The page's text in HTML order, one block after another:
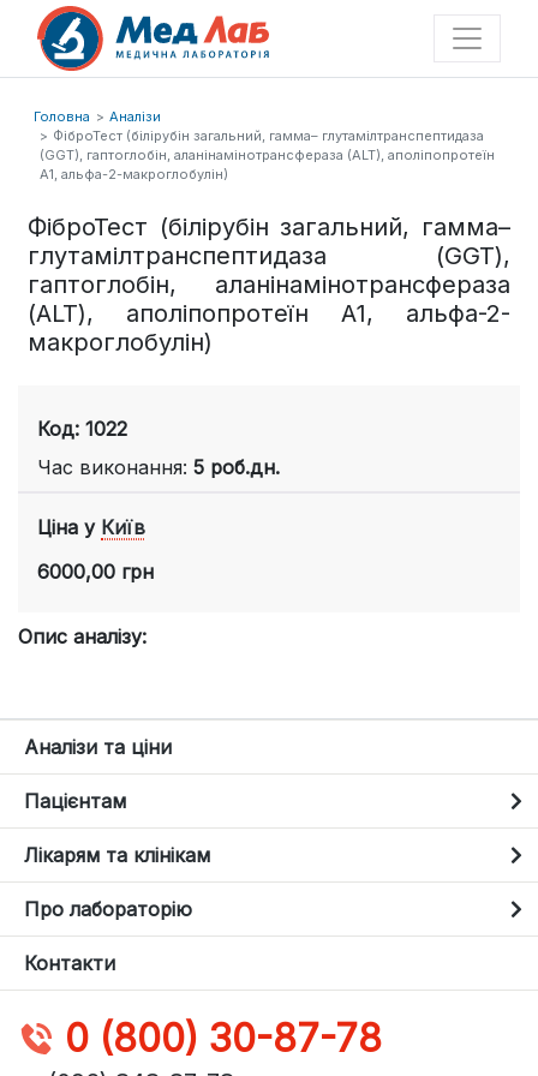
Головна
Аналізи
ФіброТест (білірубін загальний, гамма– глутамілтранспептидаза
(GGT), гаптоглобін, аланінамінотрансфераза (ALT), аполіпопротеїн
А1, альфа-2-макроглобулін)
ФіброТест (білірубін загальний, гамма–
глутамілтранспептидаза (GGT),
гаптоглобін, аланінамінотрансфераза
(ALT), аполіпопротеїн А1, альфа-2-
макроглобулін)
Код: 1022
Час виконання: 5 роб.дн.
Ціна у Київ
6000,00 грн
Опис аналізу:
Аналізи та ціни
Пацієнтам
Лікарям та клінікам
Про лабораторію
Контакти
0 (800) 30-87-78